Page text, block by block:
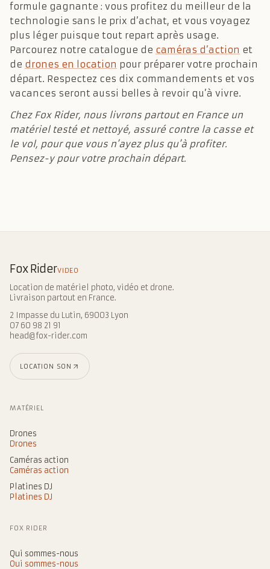
formule gagnante : vous profitez du meilleur de la
technologie sans le prix d’achat, et vous voyagez
plus léger puisque tout repart après usage.
Parcourez notre catalogue de caméras d’action et
de drones en location pour préparer votre prochain
départ. Respectez ces dix commandements et vos
vacances seront aussi belles à revoir qu’à vivre.
Chez Fox Rider, nous livrons partout en France un
matériel testé et nettoyé, assuré contre la casse et
le vol, pour que vous n’ayez plus qu’à profiter.
Pensez-y pour votre prochain départ.
Fox RiderVIDEO
Location de matériel photo, vidéo et drone.
Livraison partout en France.
2 Impasse du Lutin, 69003 Lyon
07 60 98 21 91
head@fox-rider.com
LOCATION SON
MATÉRIEL
Drones
Drones
Caméras action
Caméras action
Platines DJ
Platines DJ
FOX RIDER
Qui sommes-nous
Qui sommes-nous